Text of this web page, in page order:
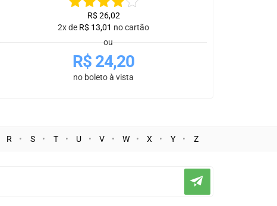
R$ 26,02
2x de R$ 13,01 no cartão
ou
R$ 24,20
no boleto à vista
R S T U V W X Y Z